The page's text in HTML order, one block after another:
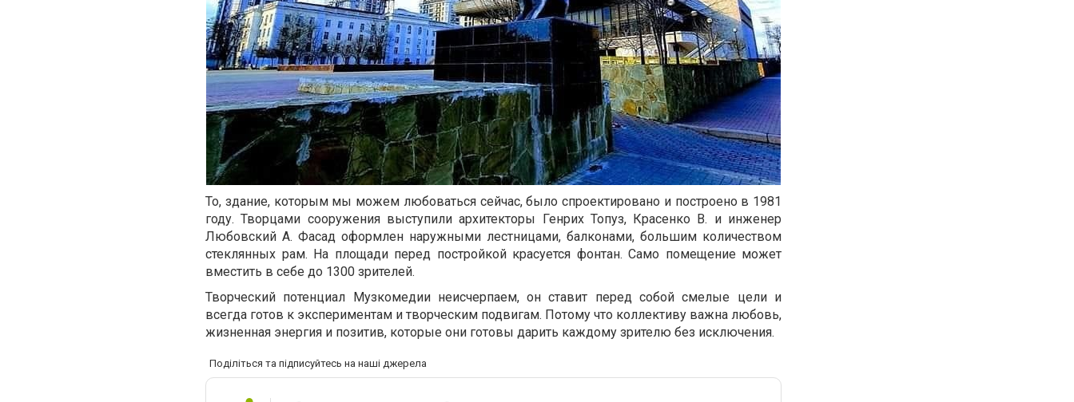
То, здание, которым мы можем любоваться сейчас, было спроектировано и построено в 1981
году. Творцами сооружения выступили архитекторы Генрих Топуз, Красенко В. и инженер
Любовский А. Фасад оформлен наружными лестницами, балконами, большим количеством
стеклянных рам. На площади перед постройкой красуется фонтан. Само помещение может
вместить в себе до 1300 зрителей.
Творческий потенциал Музкомедии неисчерпаем, он ставит перед собой смелые цели и
всегда готов к экспериментам и творческим подвигам. Потому что коллективу важна любовь,
жизненная энергия и позитив, которые они готовы дарить каждому зрителю без исключения.
Поділіться та підписуйтесь на наші джерела